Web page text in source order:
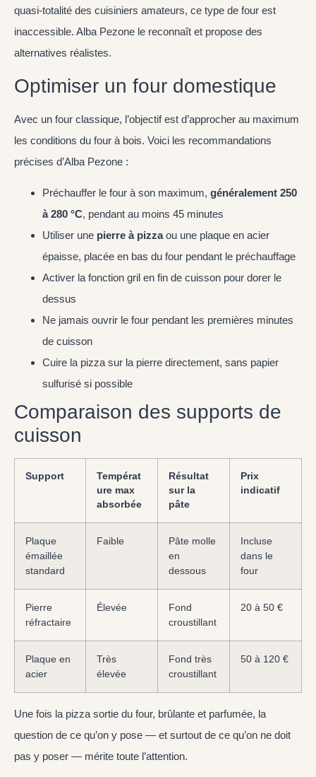
quasi-totalité des cuisiniers amateurs, ce type de four est
inaccessible. Alba Pezone le reconnaît et propose des
alternatives réalistes.
Optimiser un four domestique
Avec un four classique, l’objectif est d’approcher au maximum
les conditions du four à bois. Voici les recommandations
précises d’Alba Pezone :
Préchauffer le four à son maximum, généralement 250
à 280 °C, pendant au moins 45 minutes
Utiliser une pierre à pizzaou une plaque en acier
épaisse, placée en bas du four pendant le préchauffage
Activer la fonction gril en fin de cuisson pour dorer le
dessus
Ne jamais ouvrir le four pendant les premières minutes
de cuisson
Cuire la pizza sur la pierre directement, sans papier
sulfurisé si possible
Comparaison des supports de
cuisson
Support
Températ
ure max
absorbée
Résultat
sur la
pâte
Prix
indicatif
Plaque
émaillée
standard
Faible
Pâte molle
en
dessous
Incluse
dans le
four
Pierre
réfractaire
Élevée
Fond
croustillant
20 à 50 €
Plaque en
acier
Très
élevée
Fond très
croustillant
50 à 120 €
Une fois la pizza sortie du four, brûlante et parfumée, la
question de ce qu’on y pose — et surtout de ce qu’on ne doit
pas y poser — mérite toute l’attention.